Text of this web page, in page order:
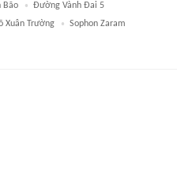
Bão
Đường Vành Đai 5
Xuân Trường
Sophon Zaram